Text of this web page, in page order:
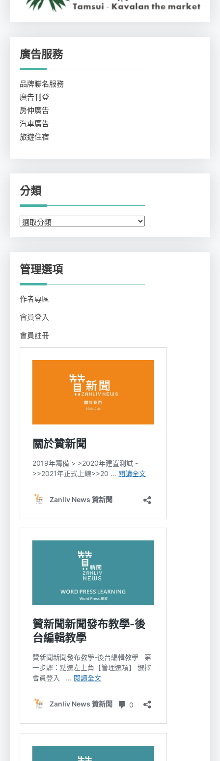
廣告服務
品牌聯名服務
廣告刊登
房仲廣告
汽車廣告
旅遊住宿
分類
分
管理選項
作者專區
會員登入
會員註冊